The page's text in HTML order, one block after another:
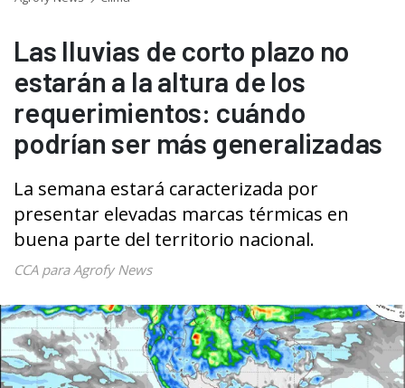
Las lluvias de corto plazo no
estarán a la altura de los
requerimientos: cuándo
podrían ser más generalizadas
La semana estará caracterizada por
presentar elevadas marcas térmicas en
buena parte del territorio nacional.
CCA para Agrofy News